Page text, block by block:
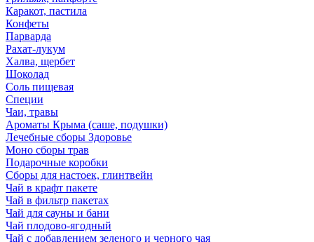
Каракот, пастила
Конфеты
Парварда
Рахат-лукум
Халва, щербет
Шоколад
Соль пищевая
Специи
Чаи, травы
Ароматы Крыма (саше, подушки)
Лечебные сборы Здоровье
Моно сборы трав
Подарочные коробки
Сборы для настоек, глинтвейн
Чай в крафт пакете
Чай в фильтр пакетах
Чай для сауны и бани
Чай плодово-ягодный
Чай с добавлением зеленого и черного чая